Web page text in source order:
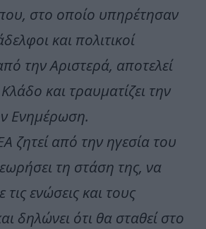
στο οποίο υπηρέτησαν
και πολιτικοί
την Αριστερά, αποτελεί
και τραυματίζει την
Ενημέρωση.
ζητεί από την ηγεσία του
τη στάση της, να
τις ενώσεις και τους
δηλώνει ότι θα σταθεί στο